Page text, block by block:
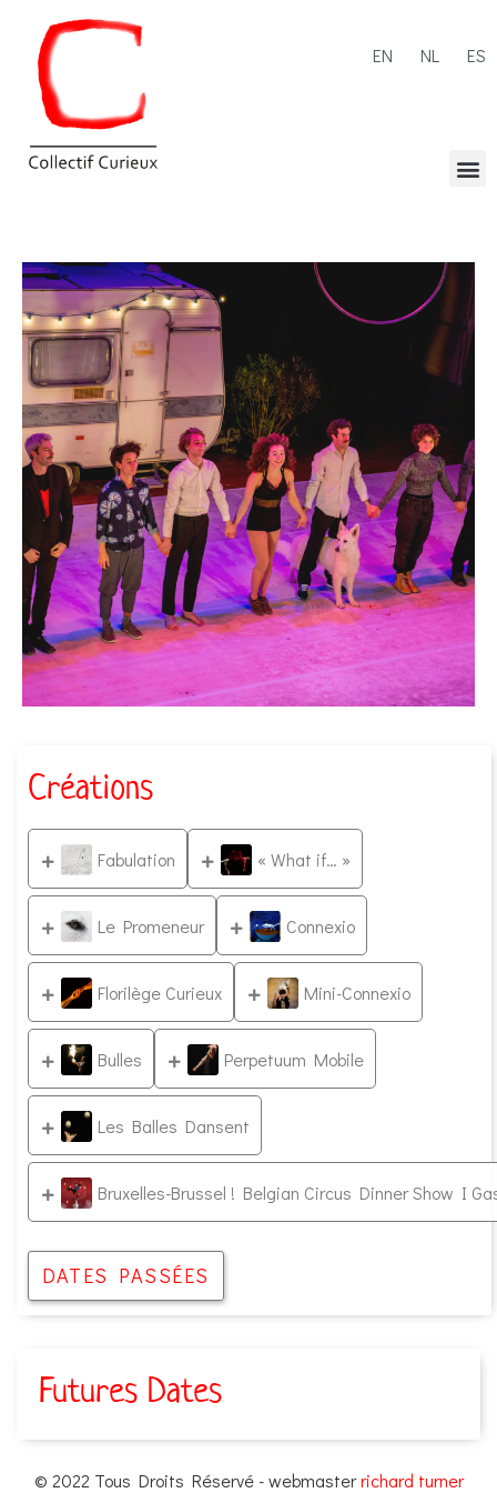
EN NL ES
Créations
Fabulation « What if… »
Le Promeneur Connexio
Florilège Curieux Mini-Connexio
Bulles Perpetuum Mobile
Les Balles Dansent
Bruxelles-Brussel ! Belgian Circus Dinner Show I
DATES PASSÉES
Futures Dates
© 2022 Tous Droits Réservé - webmasterrichard turner